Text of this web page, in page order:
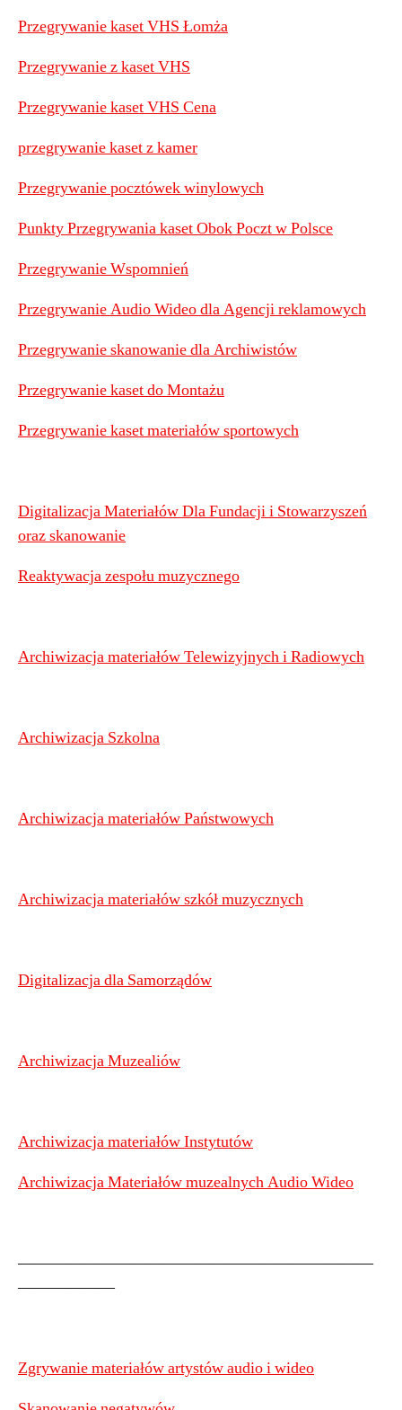
Przegrywanie kaset VHS Łomża
Przegrywanie z kaset VHS
Przegrywanie kaset VHS Cena
przegrywanie kaset z kamer
Przegrywanie pocztówek winylowych
Punkty Przegrywania kaset Obok Poczt w Polsce
Przegrywanie Wspomnień
Przegrywanie Audio Wideo dla Agencji reklamowych
Przegrywanie skanowanie dla Archiwistów
Przegrywanie kaset do Montażu
Przegrywanie kaset materiałów sportowych
Digitalizacja Materiałów Dla Fundacji i Stowarzyszeń
oraz skanowanie
Reaktywacja zespołu muzycznego
Archiwizacja materiałów Telewizyjnych i Radiowych
Archiwizacja Szkolna
Archiwizacja materiałów Państwowych
Archiwizacja materiałów szkół muzycznych
Digitalizacja dla Samorządów
Archiwizacja Muzealiów
Archiwizacja materiałów Instytutów
Archiwizacja Materiałów muzealnych Audio Wideo
——————————————————————
——————
Zgrywanie materiałów artystów audio i wideo